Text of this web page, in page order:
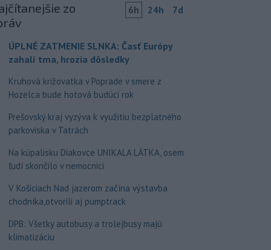
zo
6h 24h 7d
ÚPLNÉ ZATMENIE SLNKA: Časť Európy
zahalí tma, hrozia dôsledky
Kruhová križovatka v Poprade v smere z
Hozelca bude hotová budúci rok
Prešovský kraj vyzýva k využitiu bezplatného
parkoviska v Tatrách
Na kúpalisku Diakovce UNIKALA LÁTKA, osem
ľudí skončilo v nemocnici
V Košiciach Nad jazerom začína výstavba
chodníka,otvorili aj pumptrack
DPB: Všetky autobusy a trolejbusy majú
klimatizáciu